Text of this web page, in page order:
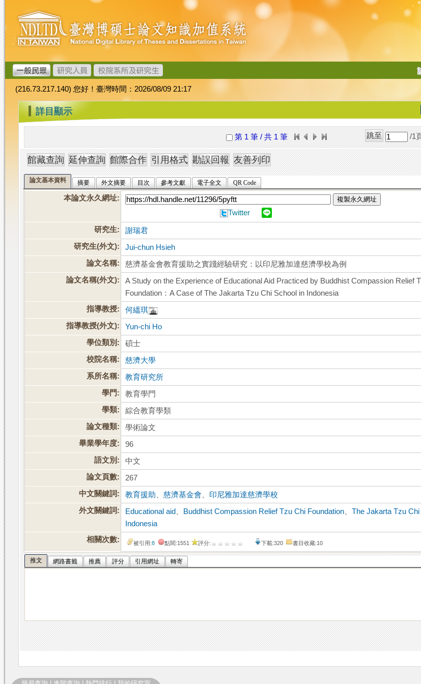
跳
到
主
要
內
容
臺
灣
博
碩
士
論
文
加
值
系
統
導
(216.73.217.140) 您好！臺灣時間：2026/08/09 21:17
::: 詳目顯示
第 1 筆 / 共 1 筆 /1
論文基本資料 摘要 外文摘要 目次 參考文獻 電子全文 QR Code
本論文永久網址: 複製永久網址
Twitter
研究生:
謝瑞君
研究生(外文):
Jui-chun Hsieh
論文名稱:
慈濟基金會教育援助之實踐經驗研究：以印尼雅加達慈濟學校為例
論文名稱(外文):
A Study on the Experience of Educational Aid Practiced by Buddhist Compassion Relief
Foundation：A Case of The Jakarta Tzu Chi School in Indonesia
指導教授:
何縕琪
指導教授(外文):
Yun-chi Ho
學位類別:
碩士
校院名稱:
慈濟大學
系所名稱:
教育研究所
學門:
教育學門
學類:
綜合教育學類
論文種類:
學術論文
畢業學年度:
96
語文別:
中文
論文頁數:
267
中文關鍵詞:
教育援助 、慈濟基金會
印尼雅加達慈濟學校
外文關鍵詞:
Educational aid Buddhist Compassion Relief Tzu Chi Foundation 、The Jakarta Tzu
Indonesia
相關次數:
被引用:8 點閱:1551 評分: 下載:320 書目收藏:10
推文 網路書籤 推薦 評分 引用網址 轉寄